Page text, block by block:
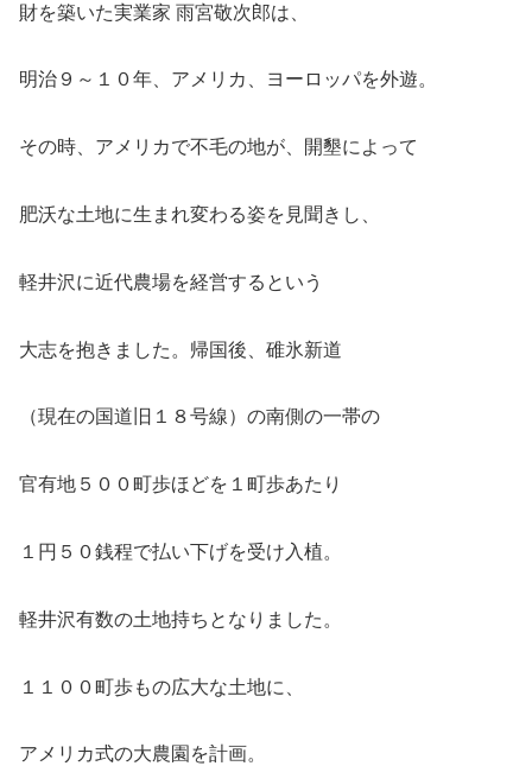
財を築いた実業家 雨宮敬次郎は、
明治９～１０年、アメリカ、ヨーロッパを外遊。
その時、アメリカで不毛の地が、開墾によって
肥沃な土地に生まれ変わる姿を見聞きし、
軽井沢に近代農場を経営するという
大志を抱きました。帰国後、碓氷新道
（現在の国道旧１８号線）の南側の一帯の
官有地５００町歩ほどを１町歩あたり
１円５０銭程で払い下げを受け入植。
軽井沢有数の土地持ちとなりました。
１１００町歩もの広大な土地に、
アメリカ式の大農園を計画。